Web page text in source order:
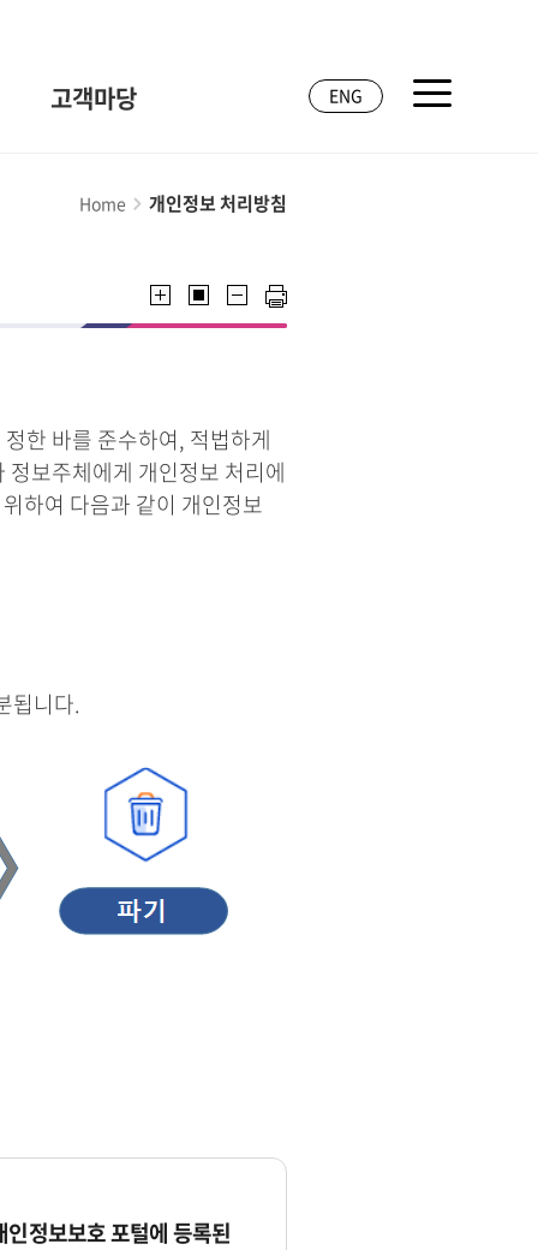
고객마당 ENG
Home 개인정보 처리방침
한 바를 준수하여, 적법하게
보주체에게 개인정보 처리에
하여 다음과 같이 개인정보
됩니다.
정보보호 포털에 등록된